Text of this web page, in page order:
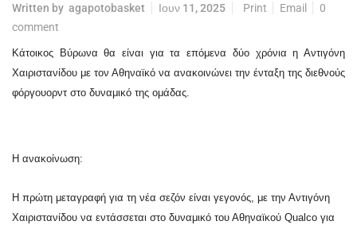
Written by agapotobasket Ιουν 11, 2025 Print Email
0
comment
Κάτοικος Βύρωνα θα είναι για τα επόμενα δύο χρόνια η Αντιγόνη
Χαιριστανίδου με τον Αθηναϊκό να ανακοινώνει την ένταξη της διεθνούς
φόργουορντ στο δυναμικό της ομάδας.
Η ανακοίνωση:
Η πρώτη μεταγραφή για τη νέα σεζόν είναι γεγονός, με την Αντιγόνη
Χαιριστανίδου να εντάσσεται στο δυναμικό του Αθηναϊκού Qualco για